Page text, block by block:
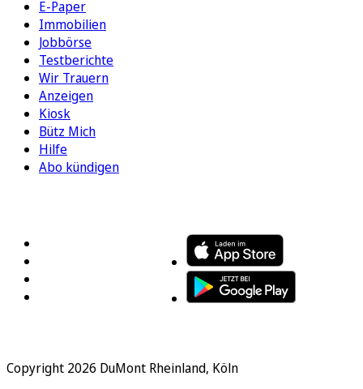
E-Paper
Immobilien
Jobbörse
Testberichte
Wir Trauern
Anzeigen
Kiosk
Bütz Mich
Hilfe
Abo kündigen
Copyright 2026 DuMont Rheinland, Köln